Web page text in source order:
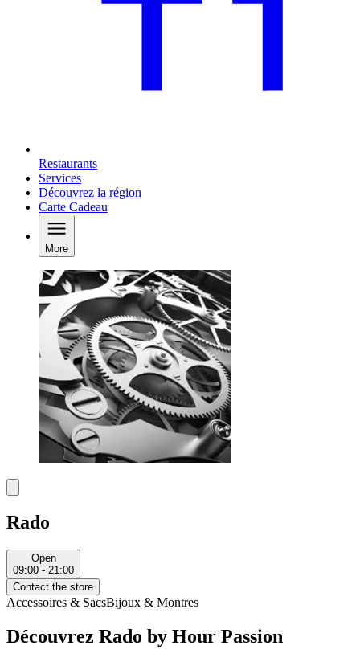
Restaurants
Services
Découvrez la région
Carte Cadeau
More
Rado
Open
09:00 - 21:00
Contact the store
Accessoires & SacsBijoux & Montres
Découvrez Rado by Hour Passion